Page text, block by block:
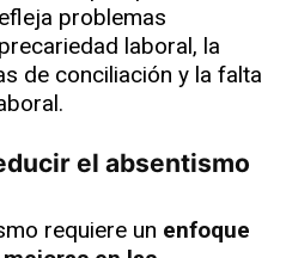
problemas
laboral, la
de conciliación y la falta
requiere un enfoque